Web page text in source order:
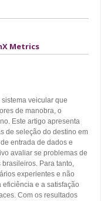
Metrics
veicular que
de manobra, o
Este artigo apresenta
de seleção do destino em
entrada de dados e
avaliar se problemas de
Para tanto,
experientes e não
e a satisfação
Com os resultados